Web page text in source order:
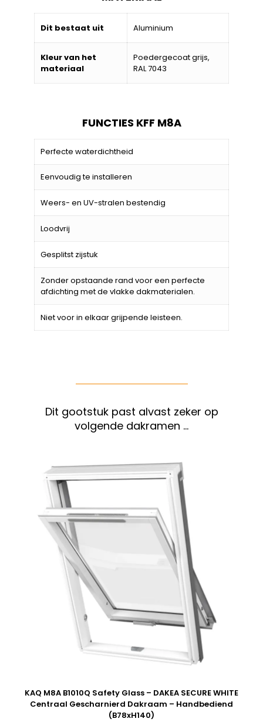
Dit bestaat uit Aluminium
Kleur van het
materiaal
Poedergecoat grijs,
RAL 7043
FUNCTIES KFF M8A
Perfecte waterdichtheid
Eenvoudig te installeren
Weers- en UV-stralen bestendig
Loodvrij
Gesplitst zijstuk
Zonder opstaande rand voor een perfecte
afdichting met de vlakke dakmaterialen.
Niet voor in elkaar grijpende leisteen.
Dit gootstuk past alvast zeker op
volgende dakramen …
KAQ M8A B1010Q Safety Glass – DAKEA SECURE WHITE
Centraal Gescharnierd Dakraam – Handbediend
(B78xH140)